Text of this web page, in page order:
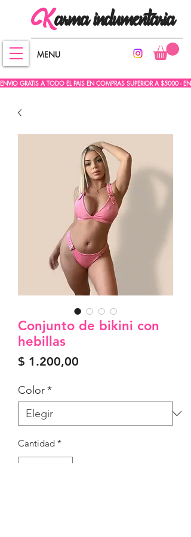
arma
K indumentaria
MENU
ENVIO GRATIS A TODO EL PAIS EN COMPRAS SUPERIOR A $5000 -
Conjunto de bikini con
hebillas
$ 1.200,00
Color*
Cantidad *